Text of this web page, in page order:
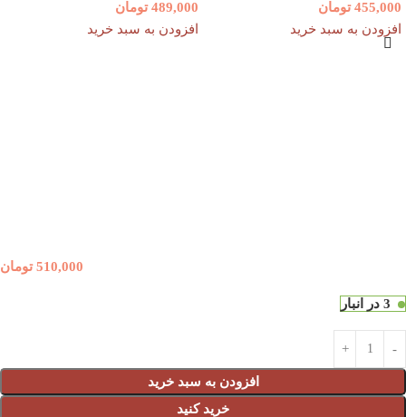
455,000 تومان
افزودن به سبد خرید
489,000 تومان
افزودن به سبد خرید
510,000 تومان
3 در انبار
افزودن به سبد خرید
خرید کنید